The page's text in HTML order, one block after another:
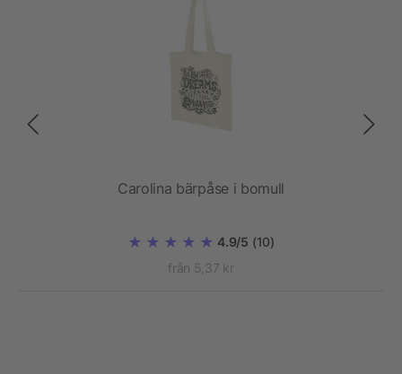
Carolina bärpåse i bomull
4.9/5 (10)
från 5,37 kr